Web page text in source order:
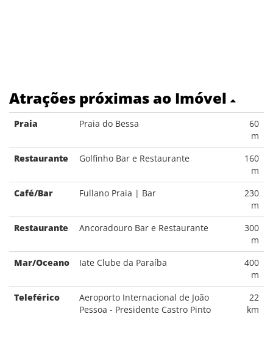
Atrações próximas ao Imóvel
Praia Praia do Bessa
60
m
Restaurante
Golfinho Bar e Restaurante
160
m
Café/Bar
Fullano Praia | Bar
230
m
Restaurante
Ancoradouro Bar e Restaurante
300
m
Mar/Oceano
Iate Clube da Paraíba
400
m
Teleférico
Aeroporto Internacional de João
Pessoa - Presidente Castro Pinto
22
km